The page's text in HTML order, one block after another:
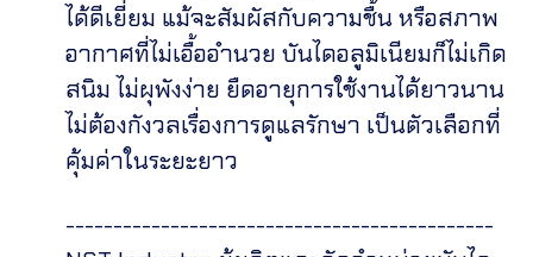
ได้ดีเยี่ยม แม้จะสัมผัสกับความชื้น หรือสภาพ
อากาศที่ไม่เอื้ออำนวย บันไดอลูมิเนียมก็ไม่เกิด
สนิม ไม่ผุพังง่าย ยืดอายุการใช้งานได้ยาวนาน
ไม่ต้องกังวลเรื่องการดูแลรักษา เป็นตัวเลือกที่
คุ้มค่าในระยะยาว
---------------------------------------------